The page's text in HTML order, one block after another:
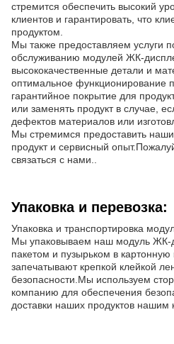
стремится обеспечить высокий
клиентов и гарантировать, что
продуктом.
Мы также предоставляем услуги
обслуживанию модулей ЖК-
высококачественные детали и
оптимальное функционирование
гарантийное покрытие для
или заменять продукт в случае,
дефектов материалов или
Мы стремимся предоставить
продукт и сервисный
связаться с нами..
Упаковка и перевозка:
Упаковка и транспортировка
Мы упаковываем наш модуль ЖК-
пакетом и пузырьком в картонную
запечатывают крепкой клейкой
безопасности.Мы используем
компанию для обеспечения
доставки наших продуктов нашим